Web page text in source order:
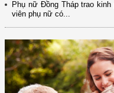
Phụ nữ Đồng Tháp trao
viên phụ nữ có...